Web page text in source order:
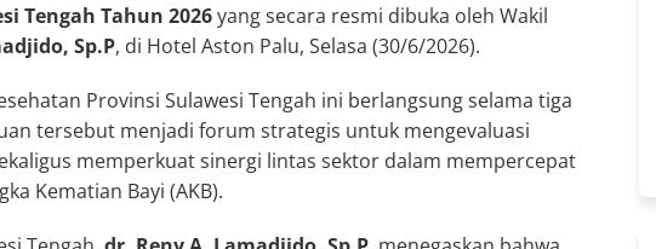
Tengah Tahun 2026yang secara resmi dibuka oleh Wakil
Sp.P, di Hotel Aston Palu, Selasa (30/6/2026).
Provinsi Sulawesi Tengah ini berlangsung selama tiga
tersebut menjadi forum strategis untuk mengevaluasi
memperkuat sinergi lintas sektor dalam mempercepat
Kematian Bayi (AKB).